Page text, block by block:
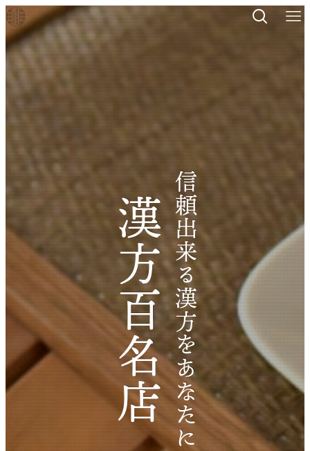
信頼出来る漢方をあなたに
漢方百名店信頼出来る漢方をあなたに
漢方百名店信頼出来る漢方をあなたに
漢方百名店信頼出来る漢方をあなたに
漢方百名店信頼出来る漢方をあなたに
漢方百名店